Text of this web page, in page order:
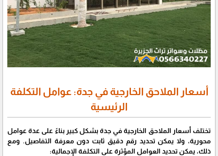
​أسعار الملاحق الخارجية في جدة: عوامل التكلفة
الرئيسية
​تختلف أسعار الملاحق الخارجية في جدة بشكل كبير بناءً على عدة عوامل
محورية، ولا يمكن تحديد رقم دقيق ثابت دون معرفة التفاصيل. ومع
ذلك، يمكن تحديد العوامل المؤثرة على التكلفة الإجمالية: